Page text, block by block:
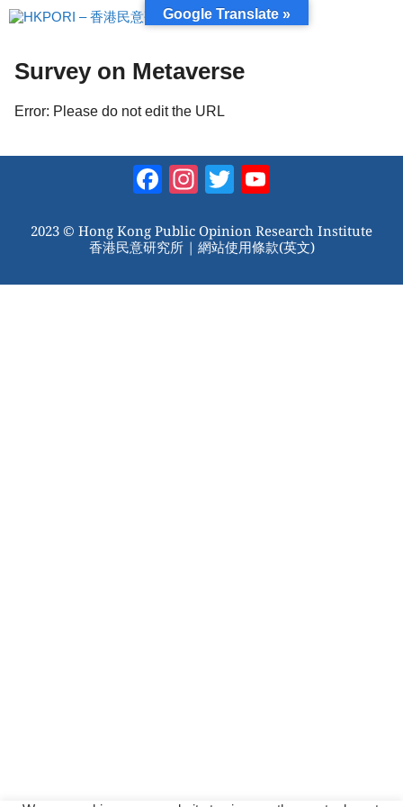
跳
至
Survey on Metaverse
Error: Please do not edit the URL
Facebook
Instagram
Twitter
2023 © Hong Kong Public Opinion Research Institute
香港民意研究所 | 網站使用條款(英文)
Google Translate »